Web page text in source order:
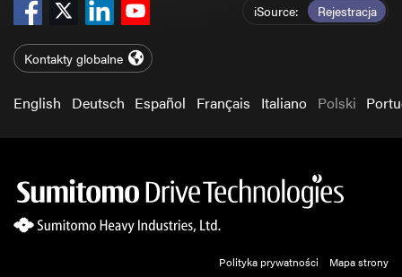
iSource Rejestracja
Kontakty globalne
English Deutsch Español Français Italiano Polski
Polityka prywatności
Mapa strony